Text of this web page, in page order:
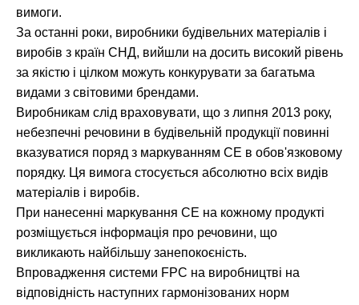
вимоги.
За останні роки, виробники будівельних матеріалів і
виробів з країн СНД, вийшли на досить високий рівень
за якістю і цілком можуть конкурувати за багатьма
видами з світовими брендами.
Виробникам слід враховувати, що з липня 2013 року,
небезпечні речовини в будівельній продукції повинні
вказуватися поряд з маркуванням СЕ в обов'язковому
порядку. Ця вимога стосується абсолютно всіх видів
матеріалів і виробів.
При нанесенні маркування CE на кожному продукті
розміщується інформація про речовини, що
викликають найбільшу занепокоєність.
Впровадження системи FPC на виробництві на
відповідність наступних гармонізованих норм